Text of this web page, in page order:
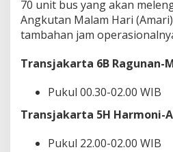
a
t
a
w
l
y
!
70 unit bus yang akan
Angkutan Malam Hari
tambahan jam
Transjakarta 6B Ragunan-
Pukul 00.30-02.00 WIB
Transjakarta 5H Harmoni-
Pukul 22.00-02.00 WIB